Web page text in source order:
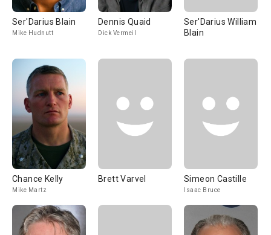
Ser'Darius Blain
Mike Hudnutt
Dennis Quaid
Dick Vermeil
Ser'Darius William
Blain
Chance Kelly
Mike Martz
Brett Varvel Simeon Castille
Isaac Bruce